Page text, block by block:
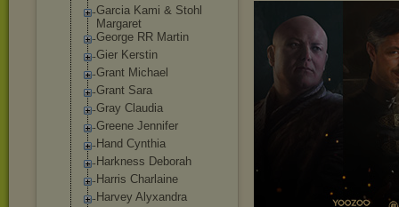
Garcia Kami & Stohl
Margaret
George RR Martin
Gier Kerstin
Grant Michael
Grant Sara
Gray Claudia
Greene Jennifer
Hand Cynthia
Harkness Deborah
Harris Charlaine
Harvey Alyxandra